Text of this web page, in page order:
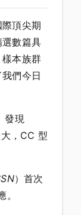
頂尖期
數篇具
本族群
們今日
發現
，CC 型
）首次